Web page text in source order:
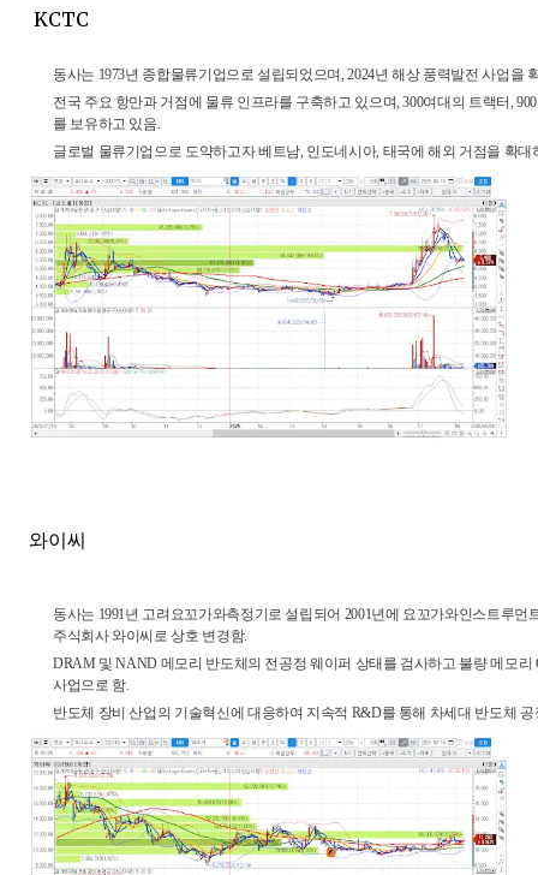
Recommended Posts
KCTC
동사는 1973년 종합물류기업으로 설립되었으며, 2024년 해상 풍력발전 사업을
전국 주요 항만과 거점에 물류 인프라를 구축하고 있으며, 300여대의 트랙터,
를 보유하고 있음.
글로벌 물류기업으로 도약하고자 베트남, 인도네시아, 태국에 해외 거점을 확
와이씨
동사는 1991년 고려요꼬가와측정기로 설립되어 2001년에 요꼬가와인스트루먼
주식회사 와이씨로 상호 변경함.
DRAM 및 NAND 메모리 반도체의 전공정 웨이퍼 상태를 검사하고 불량 메모리
사업으로 함.
반도체 장비 산업의 기술혁신에 대응하여 지속적 R&D를 통해 차세대 반도체